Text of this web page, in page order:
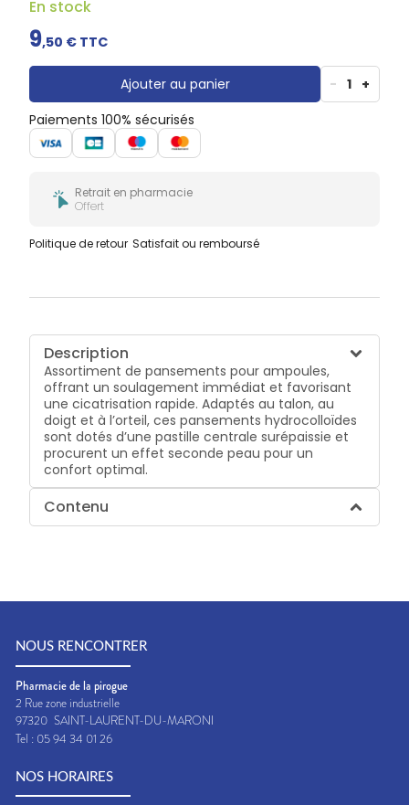
En stock
9,50 € TTC
Ajouter au panier - 1 +
Paiements 100% sécurisés
Retrait en pharmacie
Offert
Politique de retour Satisfait ou remboursé
Description
Assortiment de pansements pour ampoules,
offrant un soulagement immédiat et favorisant
une cicatrisation rapide. Adaptés au talon, au
doigt et à l’orteil, ces pansements hydrocolloïdes
sont dotés d’une pastille centrale surépaissie et
procurent un effet seconde peau pour un
confort optimal.
Contenu
NOUS RENCONTRER
Pharmacie de la pirogue
2 Rue zone industrielle
97320 SAINT-LAURENT-DU-MARONI
Tel : 05 94 34 01 26
NOS HORAIRES